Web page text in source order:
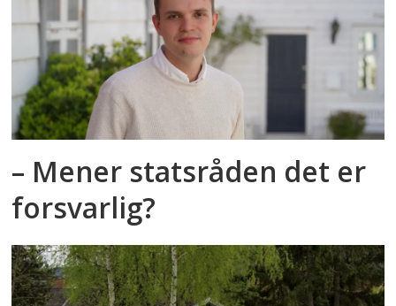
– Mener statsråden det er
forsvarlig?